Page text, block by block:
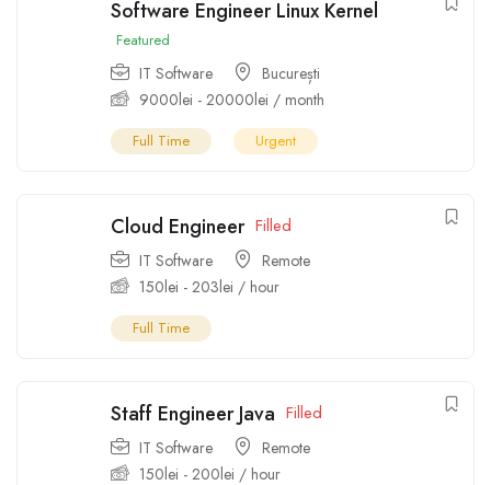
Software Engineer Linux Kernel
Featured
IT Software
București
9000lei - 20000lei / month
Full Time Urgent
Cloud Engineer Filled
IT Software
Remote
150lei - 203lei / hour
Full Time
Staff Engineer Java Filled
IT Software
Remote
150lei - 200lei / hour